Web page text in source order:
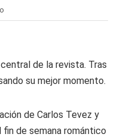
de la revista. Tras
su mejor momento.
de Carlos Tevez y
fin de semana romántico